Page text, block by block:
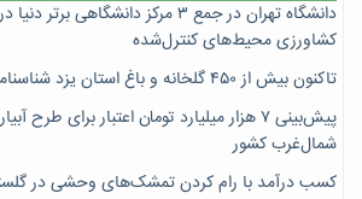
دانشگاه تهران در جمع ۳ مرکز دانشگاهی
کشاورزی محیط‌های کنترل‌شده
تاکنون بیش از ۴۵۰ گلخانه و باغ استان یزد شناسنامه‌دار شده‌اند
پیش‌بینی ۷‌ هزار میلیارد تومان اعتبار برای
شمال‌غرب کشور
کسب درآمد با رام کردن تمشک‌های وحشی در